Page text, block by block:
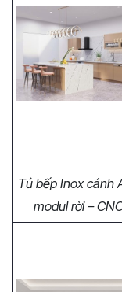
Tủ bếp Inox cánh
modul rời –